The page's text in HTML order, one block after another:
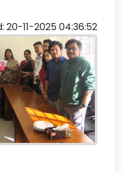
20-11-2025 04:36:52